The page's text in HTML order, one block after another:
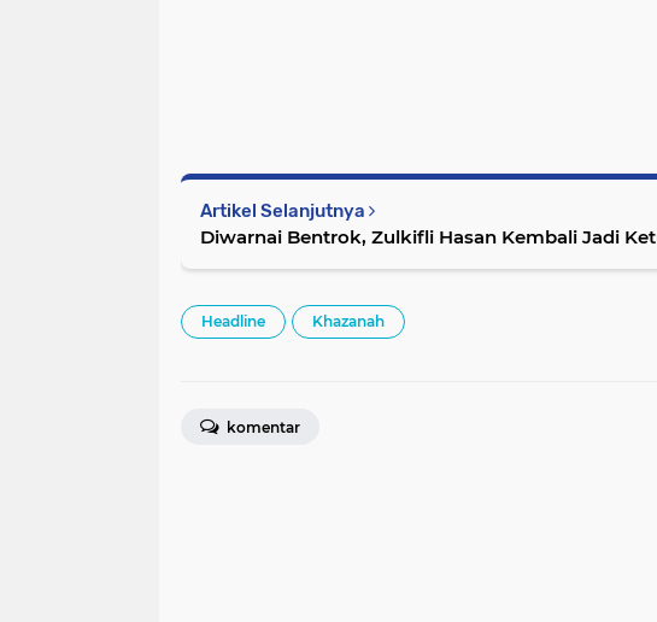
Artikel Selanjutnya
Diwarnai Bentrok, Zulkifli Hasan Kembali Jadi
Headline Khazanah
komentar